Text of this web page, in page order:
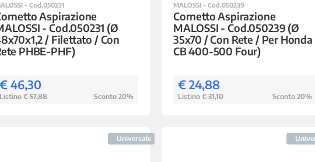
- Cod.050231
Aspirazione
- Cod.050231 (Ø
/ Filettato / Con
PHBE-PHF)
€ 46,30
Listino € 57,88 Sconto 20%
MALOSSI - Cod.050239
Cornetto Aspirazione
MALOSSI - Cod.050239 (Ø
35x70 / Con Rete / Per Honda
CB 400-500 Four)
€ 24,88
Listino € 31,10 Sconto 20%
Universale